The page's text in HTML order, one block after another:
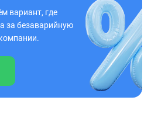
вариант, где
за безаварийную